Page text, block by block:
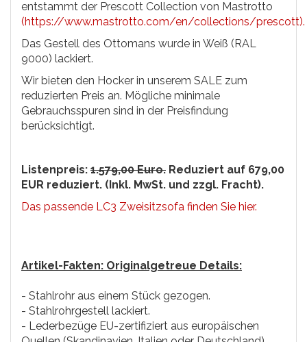
entstammt der Prescott Collection von Mastrotto
(https://www.mastrotto.com/en/collections/prescott).
Das Gestell des Ottomans wurde in Weiß (RAL
9000) lackiert.
Wir bieten den Hocker in unserem SALE zum
reduzierten Preis an. Mögliche minimale
Gebrauchsspuren sind in der Preisfindung
berücksichtigt.
Listenpreis: 1.579,00 Euro. Reduziert auf 679,00
EUR reduziert. (Inkl. MwSt. und zzgl. Fracht).
Das passende LC3 Zweisitzsofa finden Sie hier.
Artikel-Fakten: Originalgetreue Details:
- Stahlrohr aus einem Stück gezogen.
- Stahlrohrgestell lackiert.
- Lederbezüge EU-zertifiziert aus europäischen